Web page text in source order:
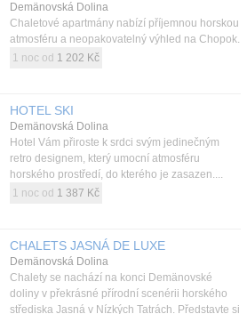
Demänovská Dolina
Chaletové apartmány nabízí příjemnou horskou
atmosféru a neopakovatelný výhled na Chopok.
1 noc od 1 202 Kč
HOTEL SKI
Demänovská Dolina
Hotel Vám přiroste k srdci svým jedinečným
retro designem, který umocní atmosféru
horského prostředí, do kterého je zasazen....
1 noc od 1 387 Kč
CHALETS JASNÁ DE LUXE
Demänovská Dolina
Chalety se nachází na konci Demänovské
doliny v překrásné přírodní scenérii horského
střediska Jasná v Nízkých Tatrách. Představte si